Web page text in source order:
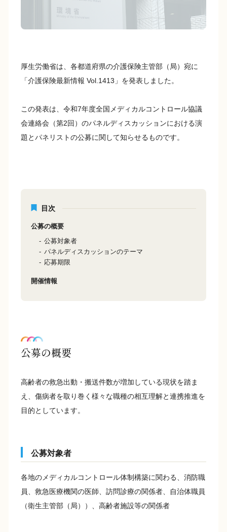
厚生労働省は、各都道府県の介護保険主管部（局）宛に
「介護保険最新情報 Vol.1413」を発表しました。
この発表は、令和7年度全国メディカルコントロール協議
会連絡会（第2回）のパネルディスカッションにおける演
題とパネリストの公募に関して知らせるものです。
目次
公募の概要
公募対象者
パネルディスカッションのテーマ
応募期限
開催情報
公募の概要
高齢者の救急出動・搬送件数が増加している現状を踏ま
え、傷病者を取り巻く様々な職種の相互理解と連携推進を
目的としています。
公募対象者
各地のメディカルコントロール体制構築に関わる、消防職
員、救急医療機関の医師、訪問診療の関係者、自治体職員
（衛生主管部（局））、高齢者施設等の関係者